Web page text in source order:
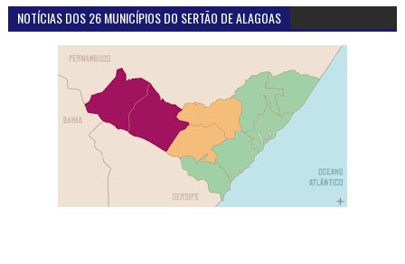
NOTÍCIAS DOS 26 MUNICÍPIOS DO SERTÃO DE ALAGOAS